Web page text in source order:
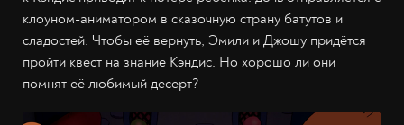
клоуном-аниматором в сказочную страну батутов и
сладостей. Чтобы её вернуть, Эмили и Джошу придётся
пройти квест на знание Кэндис. Но хорошо ли они
помнят её любимый десерт?